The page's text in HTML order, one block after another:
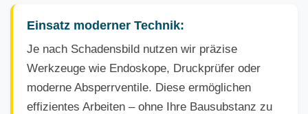
Einsatz moderner Technik:
Je nach Schadensbild nutzen wir präzise
Werkzeuge wie Endoskope, Druckprüfer oder
moderne Absperrventile. Diese ermöglichen
effizientes Arbeiten – ohne Ihre Bausubstanz zu